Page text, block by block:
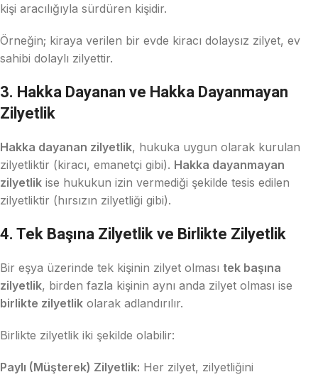
kişi aracılığıyla sürdüren kişidir.
Örneğin; kiraya verilen bir evde kiracı dolaysız zilyet, ev
sahibi dolaylı zilyettir.
3. Hakka Dayanan ve Hakka Dayanmayan
Zilyetlik
Hakka dayanan zilyetlik, hukuka uygun olarak kurulan
zilyetliktir (kiracı, emanetçi gibi). Hakka dayanmayan
zilyetlik ise hukukun izin vermediği şekilde tesis edilen
zilyetliktir (hırsızın zilyetliği gibi).
4. Tek Başına Zilyetlik ve Birlikte Zilyetlik
Bir eşya üzerinde tek kişinin zilyet olması tek başına
zilyetlik, birden fazla kişinin aynı anda zilyet olması ise
birlikte zilyetlik olarak adlandırılır.
Birlikte zilyetlik iki şekilde olabilir:
Paylı (Müşterek) Zilyetlik: Her zilyet, zilyetliğini